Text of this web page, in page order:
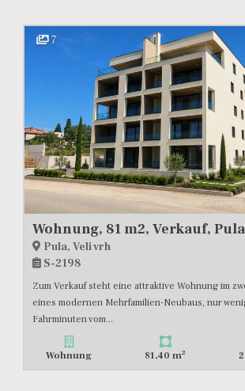
7
Pula, Veli vrh
S-2198
Zum Verkauf steht eine attraktive Wohnung im
eines modernen Mehrfamilien-Neubaus, nur
Fahrminuten vom...
Wohnung 81,40 m2